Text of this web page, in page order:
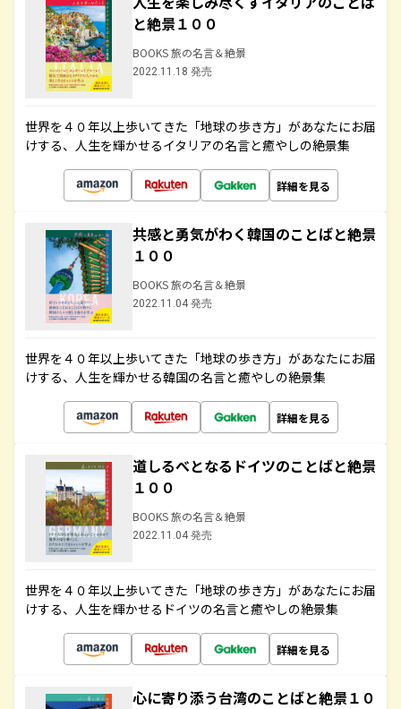
と絶景１００
BOOKS 旅の名言＆絶景
2022.11.18 発売
世界を４０年以上歩いてきた「地球の歩き方」があなたにお届
けする、人生を輝かせるイタリアの名言と癒やしの絶景集
詳細を見る
共感と勇気がわく韓国のことばと絶景
１００
BOOKS 旅の名言＆絶景
2022.11.04 発売
世界を４０年以上歩いてきた「地球の歩き方」があなたにお届
けする、人生を輝かせる韓国の名言と癒やしの絶景集
詳細を見る
道しるべとなるドイツのことばと絶景
１００
BOOKS 旅の名言＆絶景
2022.11.04 発売
世界を４０年以上歩いてきた「地球の歩き方」があなたにお届
けする、人生を輝かせるドイツの名言と癒やしの絶景集
詳細を見る
心に寄り添う台湾のことばと絶景１０